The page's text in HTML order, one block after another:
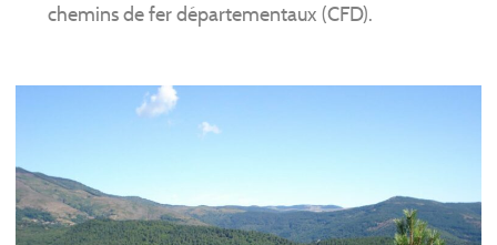
chemins de fer départementaux (CFD).